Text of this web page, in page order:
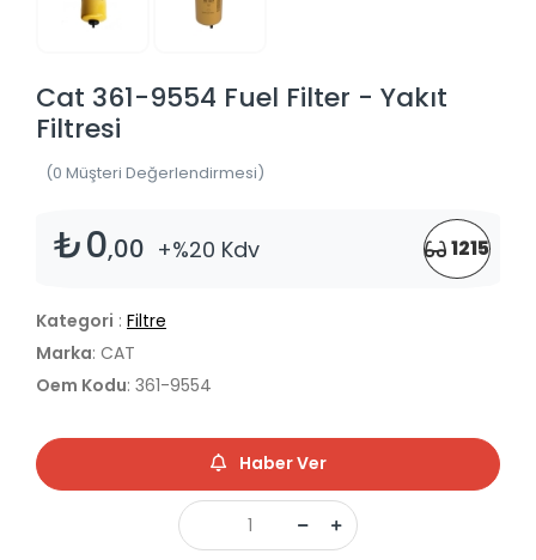
Cat 361-9554 Fuel Filter - Yakıt
Filtresi
(0 Müşteri Değerlendirmesi)
₺0,00 +%20 Kdv 1215
Kategori : Filtre
Marka: CAT
Oem Kodu: 361-9554
Haber Ver